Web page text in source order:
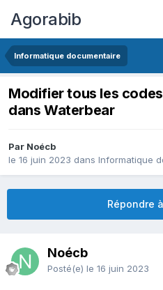
Agorabib
Informatique documentaire
Modifier tous les
dans Waterbear
Par Noécb
le 16 juin 2023 dans Informatique
Répondre
Noécb
Posté(e) le 16 juin 2023